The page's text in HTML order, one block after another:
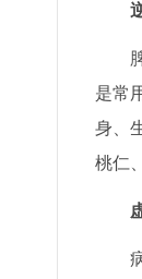
是常
身、
桃仁